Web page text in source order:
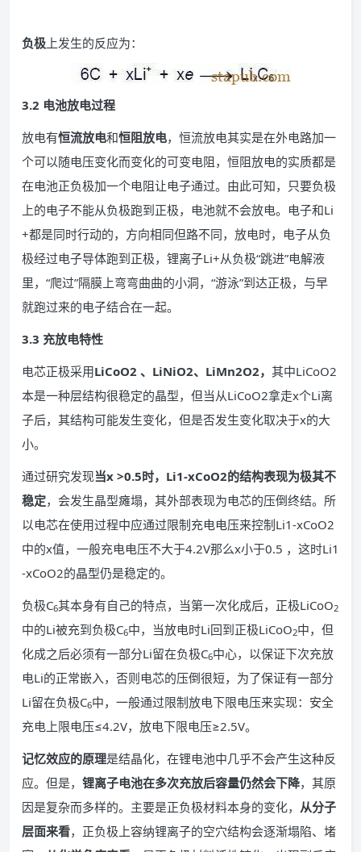
负极 上发生的反应为：
3.2 电池放电过程
放电有恒流放电和恒阻放电，恒流放电其实是在外电路加一
个可以随电压变化而变化的可变电阻，恒阻放电的实质都是
在电池正负极加一个电阻让电子通过。由此可知，只要负极
上的电子不能从负极跑到正极，电池就不会放电。电子和Li
+都是同时行动的，方向相同但路不同，放电时，电子从负
极经过电子导体跑到正极，锂离子Li+从负极“跳进”电解液
里，“爬过”隔膜上弯弯曲曲的小洞，“游泳”到达正极，与早
就跑过来的电子结合在一起。
3.3 充放电特性
电芯正极采用LiCoO2 、LiNiO2、LiMn2O2， 其中LiCoO2
本是一种层结构很稳定的晶型，但当从LiCoO2拿走x个Li离
子后，其结构可能发生变化，但是否发生变化取决于x的大
小。
通过研究发现当x >0.5时，Li1-xCoO2的结构表现为极其不
稳定，会发生晶型瘫塌，其外部表现为电芯的压倒终结。所
以电芯在使用过程中应通过限制充电电压来控制Li1-xCoO2
中的x值，一般充电电压不大于4.2V那么x小于0.5 ，这时Li1
-xCoO2的晶型仍是稳定的。
负极C6其本身有自己的特点，当第一次化成后，正极LiCoO2
中的Li被充到负极C6中，当放电时Li回到正极LiCoO2中，但
化成之后必须有一部分Li留在负极C6中心，以保证下次充放
电Li的正常嵌入，否则电芯的压倒很短，为了保证有一部分
Li留在负极C6中，一般通过限制放电下限电压来实现：安全
充电上限电压≤4.2V，放电下限电压≥2.5V。
记忆效应的原理是结晶化，在锂电池中几乎不会产生这种反
应。但是， 锂离子电池在多次充放后容量仍然会下降，其原
因是复杂而多样的。主要是正负极材料本身的变化， 从分子
层面来看，正负极上容纳锂离子的空穴结构会逐渐塌陷、堵